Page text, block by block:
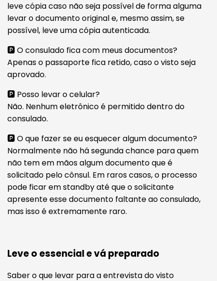
leve cópia caso não seja possível de forma alguma
levar o documento original e, mesmo assim, se
possível, leve uma cópia autenticada.
🅿️ O consulado fica com meus documentos?
Apenas o passaporte fica retido, caso o visto seja
aprovado.
🅿️ Posso levar o celular?
Não. Nenhum eletrônico é permitido dentro do
consulado.
🅿️ O que fazer se eu esquecer algum documento?
Normalmente não há segunda chance para quem
não tem em mãos algum documento que é
solicitado pelo cônsul. Em raros casos, o processo
pode ficar em standby até que o solicitante
apresente esse documento faltante ao consulado,
mas isso é extremamente raro.
Leve o essencial e vá preparado
Saber o que levar para a entrevista do visto